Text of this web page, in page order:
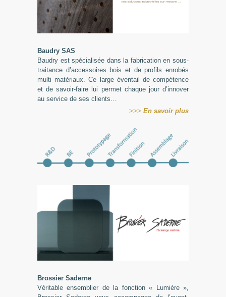
Baudry SAS
Baudry est spécialisée dans la fabrication en sous-
traitance d’accessoires bois et de profils enrobés
multi matériaux. Ce large éventail de compétence
et de savoir-faire lui permet chaque jour d’innover
au service de ses clients…
>>> En savoir plus
Brossier Saderne
Véritable ensemblier de la fonction « Lumière »,